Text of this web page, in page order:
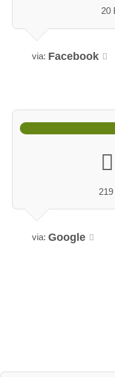
20
via: Facebook
via: Google